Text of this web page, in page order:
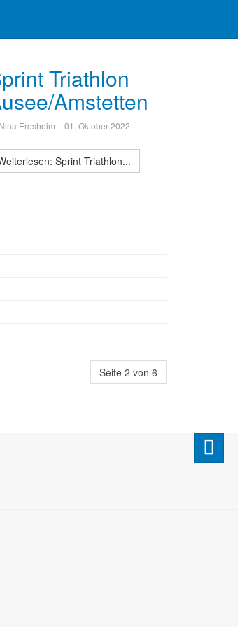
Triathlon
Amstetten
Nina Eresheim 01. Oktober 2022
Sprint Triathlon...
Seite 2 von 6